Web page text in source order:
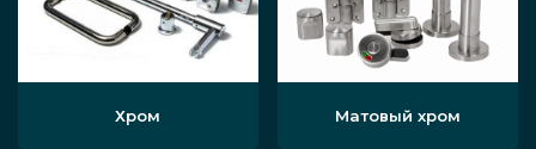
Хром Матовый хром